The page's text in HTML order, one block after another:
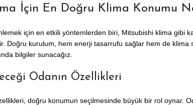
İçin En Doğru Klima Konumu
için en etkili yöntemlerden biri, Mitsubishi klima
Doğru kurulum, hem enerji tasarrufu sağlar hem de klima
bilgiler sunacağız.
Odanın Özellikleri
doğru konumun seçilmesinde büyük bir rol oynar.